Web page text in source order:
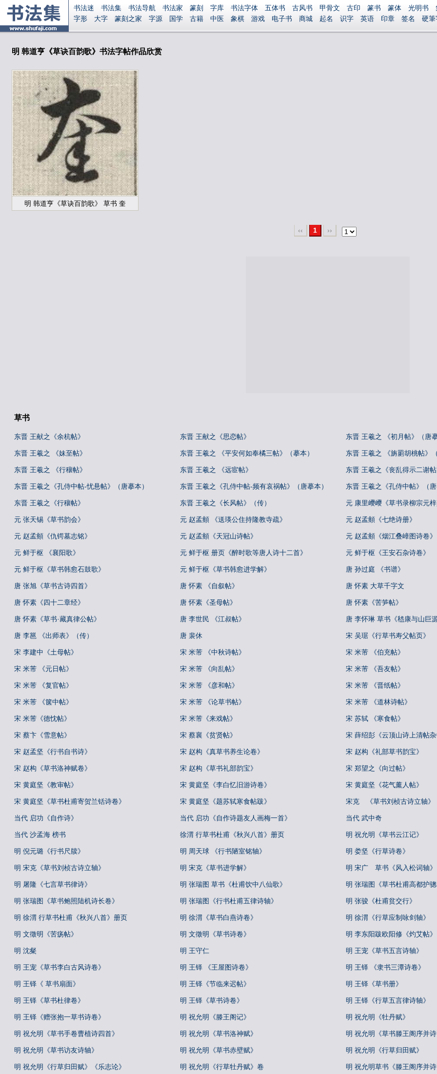
书法迷 书法集 书法导航 书法家 篆刻 字库 书法字体 五体书 古风书 甲骨文 古印 篆书 篆体 光明书
字形
大字 篆刻之家 字源 国学 古籍 中医 象棋 游戏 电子书 商城 起名 识字 英语 印章 签名
硬筆
明 韩道亨《草诀百韵歌》书法字帖作品欣赏
明 韩道亨《草诀百韵歌》 草书 奎
‹‹ 1 ››
草书
东晋 王献之《余杭帖》 东晋 王献之《思恋帖》 东晋 王羲之 《初月帖》（唐
东晋 王羲之 《妹至帖》 东晋 王羲之 《平安何如奉橘三帖》（摹本） 东晋 王羲之 《旃罽胡桃帖》
东晋 王羲之 《行穰帖》 东晋 王羲之 《远宦帖》 东晋 王羲之《丧乱得示二谢
东晋 王羲之《孔侍中帖-忧悬帖》（唐摹本） 东晋 王羲之《孔侍中帖-频有哀祸帖》（唐摹本） 东晋 王羲之《孔侍中帖》（
东晋 王羲之《行穰帖》 东晋 王羲之《长风帖》（传） 元 康里巎巎《草书录柳宗元
元 张天锡《草书韵会》 元 赵孟頫 《送瑛公住持隆教寺疏》 元 赵孟頫《七绝诗册》
元 赵孟頫《仇锷墓志铭》 元 赵孟頫《天冠山诗帖》 元 赵孟頫《烟江叠嶂图诗卷》
元 鲜于枢 《襄阳歌》 元 鲜于枢 册页《醉时歌等唐人诗十二首》 元 鲜于枢《王安石杂诗卷》
元 鲜于枢《草书韩愈石鼓歌》 元 鲜于枢《草书韩愈进学解》 唐 孙过庭 《书谱》
唐 张旭《草书古诗四首》 唐 怀素 《自叙帖》 唐 怀素 大草千字文
唐 怀素《四十二章经》 唐 怀素《圣母帖》 唐 怀素《苦笋帖》
唐 怀素《草书·藏真律公帖》 唐 李世民 《江叔帖》 唐 李怀琳 草书《嵇康与山巨
唐 李邕 《出师表》（传） 唐 裴休 宋 吴琚《行草书寿父帖页》
宋 李建中《土母帖》 宋 米芾 《中秋诗帖》 宋 米芾 《伯充帖》
宋 米芾 《元日帖》 宋 米芾 《向乱帖》 宋 米芾 《吾友帖》
宋 米芾 《复官帖》 宋 米芾 《彦和帖》 宋 米芾 《晋纸帖》
宋 米芾 《箧中帖》 宋 米芾 《论草书帖》 宋 米芾 《道林诗帖》
宋 米芾《德忱帖》 宋 米芾《来戏帖》 宋 苏轼 《寒食帖》
宋 蔡卞《雪意帖》 宋 蔡襄《贫贤帖》 宋 薛绍彭《云顶山诗上清帖
宋 赵孟坚《行书自书诗》 宋 赵构《真草书养生论卷》 宋 赵构《礼部草书韵宝》
宋 赵构《草书洛神赋卷》 宋 赵构《草书礼部韵宝》 宋 郑望之《向过帖》
宋 黄庭坚《教审帖》 宋 黄庭坚《李白忆旧游诗卷》 宋 黄庭坚《花气薰人帖》
宋 黄庭坚《草书杜甫寄贺兰铦诗卷》 宋 黄庭坚《题苏轼寒食帖跋》 宋克 《草书刘桢古诗立轴》
当代 启功《自作诗》 当代 启功《自作诗题友人画梅一首》 当代 武中奇
当代 沙孟海 榜书 徐渭 行草书杜甫《秋兴八首》册页 明 祝允明《草书云江记》
明 倪元璐《行书尺牍》 明 周天球 《行书陋室铭轴》 明 娄坚《行草诗卷》
明 宋克《草书刘桢古诗立轴》 明 宋克《草书进学解》 明 宋广 草书《风入松词轴》
明 屠隆《七言草书律诗》 明 张瑞图 草书《杜甫饮中八仙歌》 明 张瑞图《草书杜甫高都护
明 张瑞图《草书鲍照陆机诗长卷》 明 张瑞图《行书杜甫五律诗轴》 明 张骏《杜甫贫交行》
明 徐渭 行草书杜甫《秋兴八首》册页 明 徐渭《草书白燕诗卷》 明 徐渭《行草应制咏剑轴》
明 文徵明《苦疡帖》 明 文徵明《草书诗卷》 明 李东阳跋欧阳修《灼艾帖》
明 沈粲 明 王守仁 明 王宠《草书五言诗轴》
明 王宠《草书李白古风诗卷》 明 王铎 《王屋图诗卷》 明 王铎 《隶书三潭诗卷》
明 王铎《 草书扇面》 明 王铎《节临来迟帖》 明 王铎《草书册》
明 王铎《草书杜律卷》 明 王铎《草书诗卷》 明 王铎《行草五言律诗轴》
明 王铎《赠张抱一草书诗卷》 明 祝允明《滕王阁记》 明 祝允明《牡丹赋》
明 祝允明《草书手卷曹植诗四首》 明 祝允明《草书洛神赋》 明 祝允明《草书滕王阁序并
明 祝允明《草书访友诗轴》 明 祝允明《草书赤壁赋》 明 祝允明《行草归田赋》
明 祝允明《行草归田赋》《乐志论》 明 祝允明《行草牡丹赋》卷 明 祝允明草书《滕王阁序并